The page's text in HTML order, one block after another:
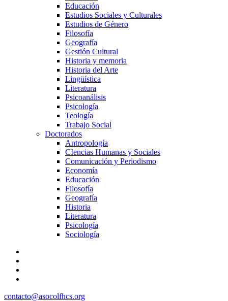
Educación
Estudios Sociales y Culturales
Estudios de Género
Filosofía
Geografía
Gestión Cultural
Historia y memoria
Historia del Arte
Lingüística
Literatura
Psicoanálisis
Psicología
Teología
Trabajo Social
Doctorados
Antropología
CIencias Humanas y Sociales
Comunicación y Periodismo
Economía
Educación
Filosofía
Geografía
Historia
Literatura
Psicología
Sociología
contacto@asocolfhcs.org